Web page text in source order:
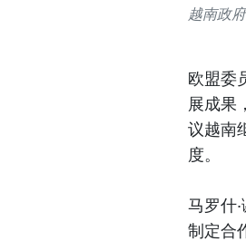
越南政
欧盟委
展成果
议越南
度。
马罗什
制定合